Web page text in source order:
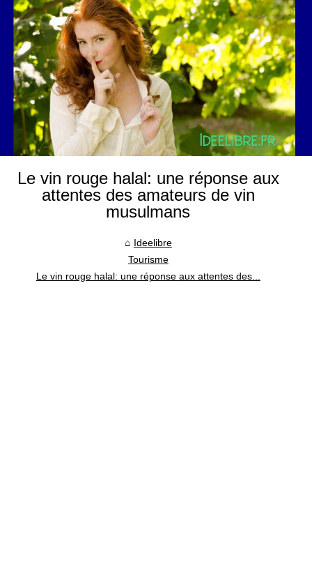
Le vin rouge halal: une réponse aux
attentes des amateurs de vin
musulmans
Ideelibre
Tourisme
Le vin rouge halal: une réponse aux attentes des...